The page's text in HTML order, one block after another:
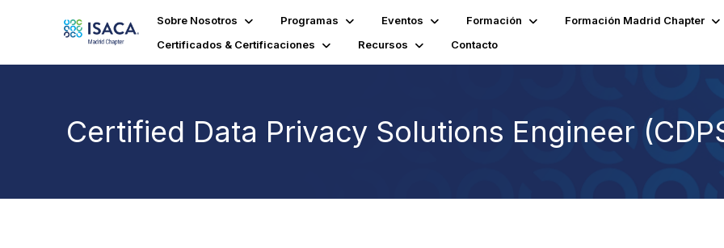
Sobre Nosotros Programas Eventos Formación
Formación Madrid Chapter
Certificados & Certificaciones
Recursos Contacto
Certified Data Privacy Solutions Engineer